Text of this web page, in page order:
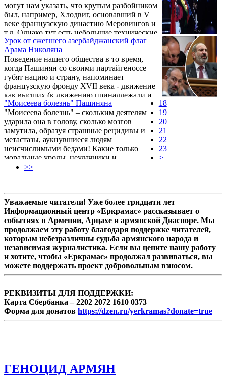
Андерсен всю жизнь панически боялся
смерти – боялся утонуть, боялся сгореть на
пожаре, боялся ядов, заразы, дурной
болезни – всего. Но больше всего боялся,
что его казнят…
могут нам указать, что крутым разбойником
был, например, Хлодвиг, основавший в V
веке французскую династию Меровингов и
т.д. Однако тут есть небольшие технические
проблемы. Как показывает пример той же
Франции, добыча разбойничьей шайки со
временем в самом деле может превратиться
во вполне благоустроенное государство, но
только срок очень большой: от Хлодвига до
президента Макрона - более полторы
тысячелетия. Не всякий ...
Урок от сжегшего азербайджанский флаг
Арама Николяна
Поведение нашего общества в то время,
когда Пашинян со своими партайгеноссе
губят нацию и страну, напоминает
французскую фронду XVII века - движение
как высших (к движению принадлежали и
принцы), так и низших слоев,
заключавшееся в том, чтобы протестовать,
не предпринимая при этом реальных
попыток что-либо изменить.
"Моисеева болезнь" Пашиняна
"Моисеева болезнь" – скольким деятелям
ударила она в голову, сколько мозгов
замутила, образуя страшные рецидивы и
метастазы, аукнувшиеся людям
неисчислимыми бедами! Какие только
моральные уроды, неудачники и
извращенцы не кидались обходными
бездарные и дебиловатые моисейчики!
18
19
20
21
22
23
>
>>
Уважаемые читатели! Уже более тридцати лет
Информационный центр «Еркрамас» рассказывает о
событиях в Армении, Арцахе и армянской Диаспоре. Мы
продолжаем эту работу благодаря поддержке читателей,
которым небезразличны судьба армянского народа и
независимая журналистика. Если вы цените нашу работу
и хотите, чтобы «Еркрамас» продолжал развиваться, вы
можете поддержать проект добровольным взносом.
РЕКВИЗИТЫ ДЛЯ ПОДДЕРЖКИ:
Карта Сбербанка – 2202 2072 1610 0373
Форма для донатов https://dzen.ru/yerkramas?donate=true
ГЕНОЦИД АРМЯН